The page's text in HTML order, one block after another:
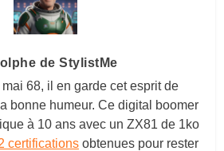
de StylistMe
68, il en garde cet esprit de
bonne humeur. Ce digital boomer
à 10 ans avec un ZX81 de 1ko
certifications obtenues pour rester